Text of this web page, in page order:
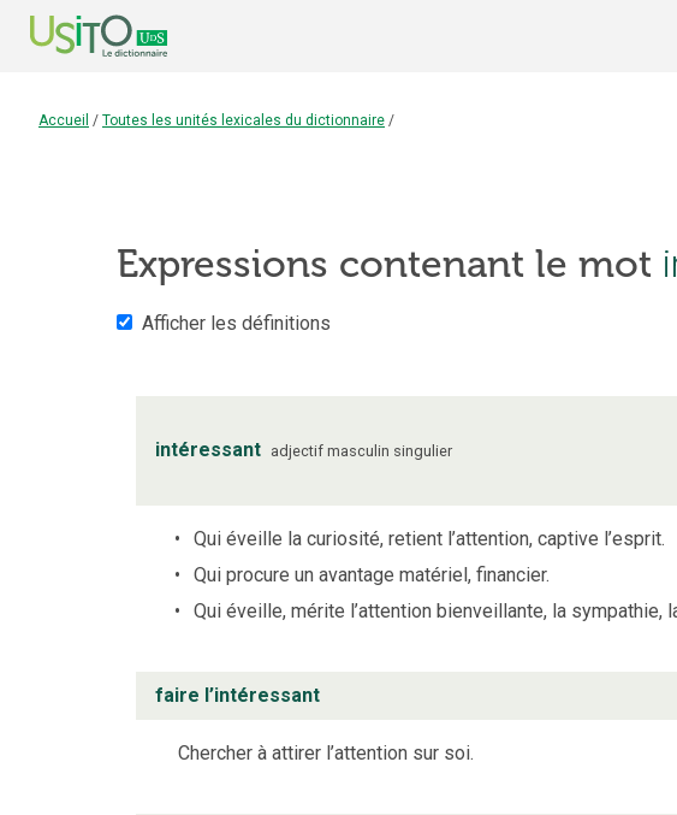
Accueil / Toutes les unités lexicales du dictionnaire /
Expressions contenant le mot
Afficher les définitions
intéressant adjectif masculin singulier
Qui éveille la curiosité, retient l’attention, captive l’esprit.
Qui procure un avantage matériel, financier.
Qui éveille, mérite l’attention bienveillante, la sympathie,
faire l’intéressant
Chercher à attirer l’attention sur soi.